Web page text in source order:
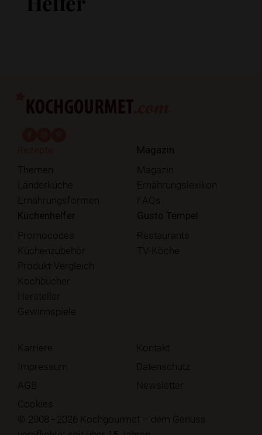
Themen
Länderküche
Ernährungsformen
Magazin
Magazin
Ernährungslexikon
FAQs
Küchenhelfer
Promocodes
Küchenzubehör
Produkt-Vergleich
Kochbücher
Hersteller
Gewinnspiele
Gusto Tempel
Restaurants
TV-Köche
© 2008 - 2026 Kochgourmet – dem Genuss
Karriere
Kontakt
Impressum
Datenschutz
AGB
Newsletter
Cookies